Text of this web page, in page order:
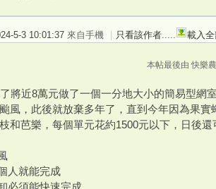
5-3 10:01:37 來自手機 | 只看該作者 載入
本帖最後由 快樂
將近8萬元做了一個一分地大小的簡易型網
風，此後就放棄多年了，直到今年因為果
和芭樂，每個單元花約1500元以下，日後還
人就能完成
必須能快速完成